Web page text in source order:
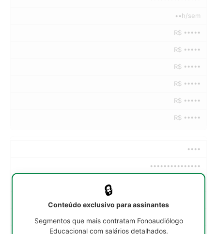
••h/sem
R$ •••••
R$ •••••
R$ •••••
R$ •••••
R$ •••••
R$ •••••
••••
•••••••••••••••
🔒
Conteúdo exclusivo para assinantes
Segmentos que mais contratam Fonoaudiólogo
Educacional com salários detalhados.